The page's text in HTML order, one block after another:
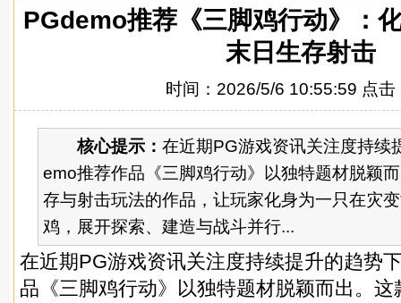
PGdemo推荐《三脚鸡行动》：
末日生存射击
时间：2026/5/6 10:55:59 点击
核心提示： 在近期PG游戏资讯关注度持续
emo推荐作品《三脚鸡行动》以独特题材脱颖
存与射击玩法的作品，让玩家化身为一只在灾
鸡，展开探索、建造与战斗并行...
在近期PG游戏资讯关注度持续提升的趋势
品《三脚鸡行动》以独特题材脱颖而出。